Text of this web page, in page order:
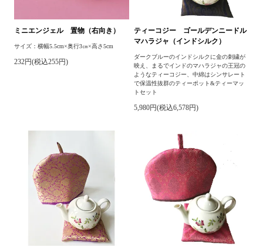
ミニエンジェル 置物（右向き）
サイズ：横幅5.5cm×奥行3㎝×高さ5cm
232円(税込255円)
ティーコジー ゴールデンニードル
マハラジャ（インドシルク）
ダークブルーのインドシルクに金の刺繍が
映え、まるでインドのマハラジャの王冠の
ようなティーコジー、中綿はシンサレート
で保温性抜群のティーポット&ティーマッ
トセット
5,980円(税込6,578円)